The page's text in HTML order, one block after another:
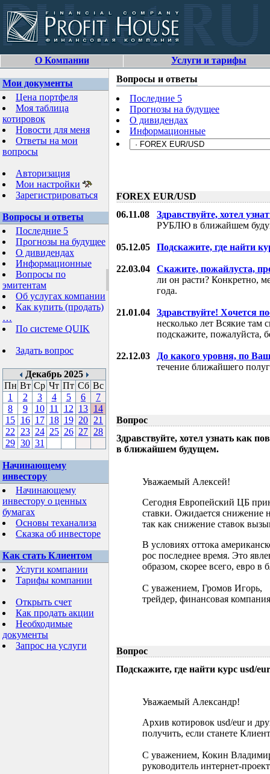
О Компании Услуги и тарифы
Мои документы
Цена портфеля
Моя таблица
котировок
Новости для меня
Ответы на мои
вопросы
Авторизация
Мои настройки
Зарегистрироваться
Вопросы и ответы
Последние 5
Прогнозы на будущее
О дивидендах
Информационные
Вопросы по
эмитентам
Об услугах компании
Как купить (продать)
…
По системе QUIK
Задать вопрос
Декабрь 2025
Пн Вт Ср Чт Пт Сб Вс
1
2 3 4 5 6
7
8
9 10 11 12 13 14
15 16 17 18 19 20 21
22
23 24 25 26 27 28
29 30 31
Начинающему
инвестору
Начинающему
инвестору о ценных
бумагах
Основы теханализа
Сказка об инвесторе
Как стать Клиентом
Услуги компании
Тарифы компании
Открыть счет
Как продать акции
Необходимые
документы
Запрос на услуги
Вопросы и ответы
Последние 5
Прогнозы на будущее
О дивидендах
Информационные
FOREX EUR/USD
06.11.08 Здравствуйте, хотел
РУБЛЮ в ближайшем
05.12.05 Подскажите, где найти
22.03.04
Скажите, пожайлуста,
ли он расти? Конкретно,
года.
21.01.04
Здравствуйте! Хочется
несколько лет Всякие там
подскажите, пожалуйста,
22.12.03
До какого уровня, по
течение ближайшего
Вопрос
Здравствуйте, хотел узнать как
в ближайшем будущем.
Уважаемый Алексей!
Сегодня Европейский ЦБ
ставки. Ожидается снижение
так как снижение ставок
В условиях оттока
рос последнее время. Это
образом, скорее всего, евро
С уважением, Громов Игорь,
трейдер, финансовая
Вопрос
Подскажите, где найти курс usd/
Уважаемый Александр!
Архив котировок usd/eur и
получить, если станете
С уважением, Кокин
руководитель интернет-